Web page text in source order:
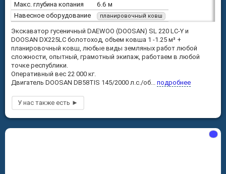
Макс. глубина копания
6.6 м
Навесное оборудование
планировочный ковш
Экскаватор гусеничный DAEWOO (DOOSAN) SL 220 LC-Y и
DOOSAN DX225LC болотоход, oбъем ковша 1 -1.25 м³ +
планировочный ковш, любые виды земляных работ любой
сложности, опытный, грамотный экипаж, работаем в любой
точке республики.
Оперативный вес 22 000 кг.
Двигатель DOOSAN DB58TIS 145/2000 л.с./об... подробнее